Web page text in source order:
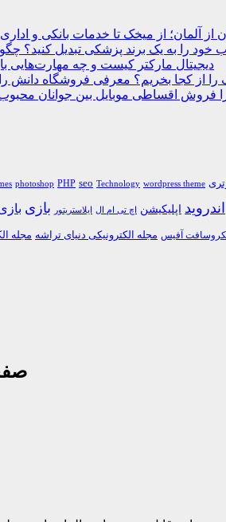
از آلمان؛ از میخک تا خدمات بانکی و اداری
را به یک برند پزشکی تبدیل کنید؟
دیجیتال مارکتر کیست و چه مهارت‌هایی
را از کجا بخریم؟ معرفی فروشگاه دانش
فروش اقساطی موبایل بین جوانان
photoshop PHP seo Technology wordpress theme
اندروید اپلیکیشن اچ تی ام ال ایلاستریتور بازی
آفیس مجله الکترونیکی دنیای تراشه مجله